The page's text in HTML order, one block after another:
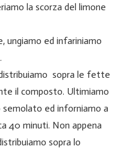
la scorza del limone
ungiamo ed infariniamo
sopra le fette
il composto. Ultimiamo
semolato ed inforniamo a
40 minuti. Non appena
sopra lo